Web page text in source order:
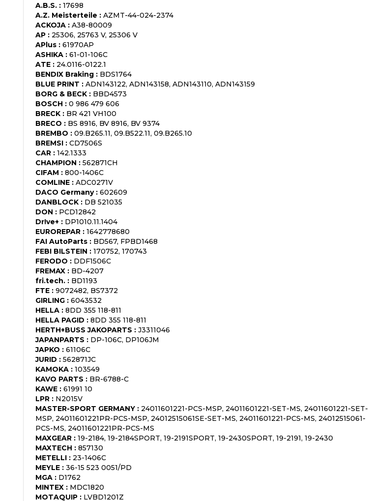
A.B.S. : 17698
A.Z. Meisterteile : AZMT-44-024-2374
ACKOJA : A38-80009
AP : 25306, 25763 V, 25306 V
APlus : 61970AP
ASHIKA : 61-01-106C
ATE : 24.0116-0122.1
BENDIX Braking : BDS1764
BLUE PRINT : ADN143122, ADN143158, ADN143110, ADN143159
BORG & BECK : BBD4573
BOSCH : 0 986 479 606
BRECK : BR 421 VH100
BRECO : BS 8916, BV 8916, BV 9374
BREMBO : 09.B265.11, 09.B522.11, 09.B265.10
BREMSI : CD7506S
CAR : 142.1333
CHAMPION : 562871CH
CIFAM : 800-1406C
COMLINE : ADC0271V
DACO Germany: 602609
DANBLOCK : DB 521035
DON : PCD12842
Dr!ve+ : DP1010.11.1404
EUROREPAR : 1642778680
FAI AutoParts : BD567, FPBD1468
FEBI BILSTEIN : 170752, 170743
FERODO : DDF1506C
FREMAX : BD-4207
fri.tech. : BD1193
FTE : 9072482, BS7372
GIRLING : 6043532
HELLA : 8DD 355 118-811
HELLA PAGID : 8DD 355 118-811
HERTH+BUSS JAKOPARTS : J3311046
JAPANPARTS : DP-106C, DP106JM
JAPKO : 61106C
JURID : 562871JC
KAMOKA : 103549
KAVO PARTS : BR-6788-C
KAWE : 61991 10
LPR : N2015V
MASTER-SPORT GERMANY : 24011601221-PCS-MSP, 24011601221-SET-MS, 24011601221-SET-
MSP, 24011601221PR-PCS-MSP, 24012515061SE-SET-MS, 24011601221-PCS-MS, 24012515061-
PCS-MS, 24011601221PR-PCS-MS
MAXGEAR : 19-2184, 19-2184SPORT, 19-2191SPORT, 19-2430SPORT, 19-2191, 19-2430
MAXTECH : 857130
METELLI : 23-1406C
MEYLE : 36-15 523 0051/PD
MGA : D1762
MINTEX : MDC1820
MOTAQUIP : LVBD1201Z